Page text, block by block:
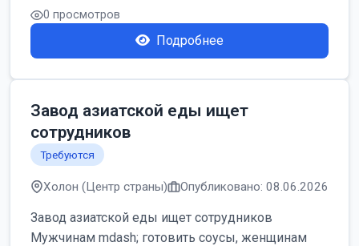
0 просмотров
Подробнее
Завод азиатской еды ищет
сотрудников
Требуются
Холон (Центр страны) Опубликовано: 08.06.2026
Завод азиатской еды ищет сотрудников
Мужчинам mdash; готовить соусы, женщинам